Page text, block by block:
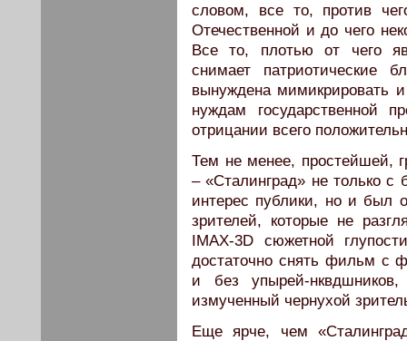
словом, все то, против
Отечественной и до чего
Все то, плотью от чего
снимает патриотические
вынуждена мимикрировать и
нуждам государственной
отрицании всего
Тем не менее, простейшей,
– «Сталинград» не только с
интерес публики, но и был
зрителей, которые не
IMAX-3D сюжетной
достаточно снять фильм с
и без упырей-
измученный чернухой
Еще ярче, чем